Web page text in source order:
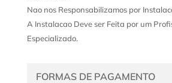
Nao nos Responsabilizamos por
A Instalacao Deve ser Feita por um
Especializado.
FORMAS DE PAGAMENTO